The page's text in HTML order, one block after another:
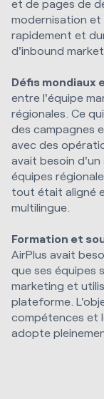
et de pages de
modernisation
rapidement et
d'inbound
Défis mondiaux
entre l'équipe
régionales. Ce
des campagnes
avec des
avait besoin
équipes
tout était aligné
multilingue.
Formation et
AirPlus avait
que ses équipes
marketing et
plateforme.
compétences et
adopte